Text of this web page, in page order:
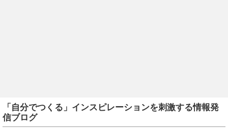
「自分でつくる」インスピレーションを刺激する情報発
信ブログ